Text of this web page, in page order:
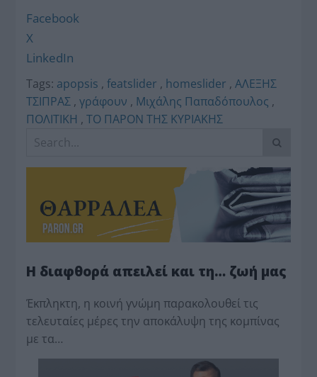
Facebook
X
LinkedIn
Tags: apopsis ,featslider , homeslider ,ΑΛΕΞΗΣ
ΤΣΙΠΡΑΣ ,γράφουν , Μιχάλης Παπαδόπουλος ,
ΠΟΛΙΤΙΚΗ ,ΤΟ ΠΑΡΟΝ ΤΗΣ ΚΥΡΙΑΚΗΣ
Η διαφθορά απειλεί και τη… ζωή μας
Έκπληκτη, η κοινή γνώμη παρακολουθεί τις
τελευταίες μέρες την αποκάλυψη της κο­μπίνας
με τα…